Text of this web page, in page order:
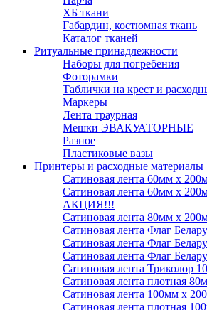
ХБ ткани
Габардин, костюмная ткань
Каталог тканей
Ритуальные принадлежности
Наборы для погребения
Фоторамки
Таблички на крест и
Маркеры
Лента траурная
Мешки ЭВАКУАТОРНЫЕ
Разное
Пластиковые вазы
Принтеры и расходные материалы
Сатиновая лента 60мм х
Сатиновая лента 60мм х
АКЦИЯ!!!
Сатиновая лента 80мм х
Сатиновая лента Флаг
Сатиновая лента Флаг
Сатиновая лента Флаг
Сатиновая лента Триколор
Сатиновая лента плотная
Сатиновая лента 100мм х
Сатиновая лента плотная